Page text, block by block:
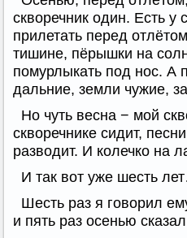
скворечник один. Есть у
прилетать перед
тишине, пёрышки на
помурлыкать под нос. А
дальние, земли чужие,
Но чуть весна − мой
скворечнике сидит,
разводит. И колечко на
И так вот уже шесть
Шесть раз я говорил
и пять раз осенью